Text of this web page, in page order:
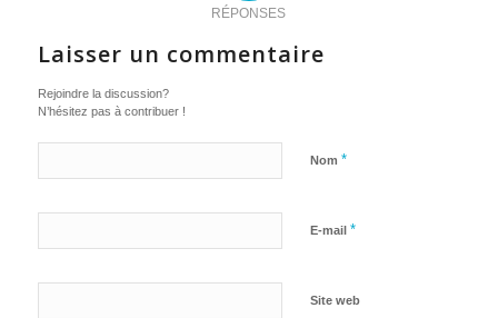
RÉPONSES
Laisser un commentaire
Rejoindre la discussion?
N’hésitez pas à contribuer !
Nom *
E-mail *
Site web